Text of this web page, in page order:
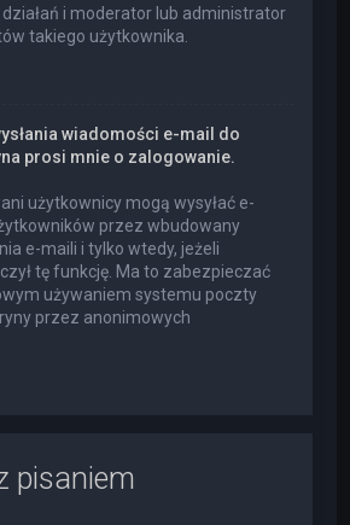
i moderator lub administrator
takiego użytkownika.
wiadomości e-mail do
prosi mnie o zalogowanie.
użytkownicy mogą wysyłać e-
przez wbudowany
e-maili i tylko wtedy, jeżeli
tę funkcję. Ma to zabezpieczać
używaniem systemu poczty
przez anonimowych
pisaniem